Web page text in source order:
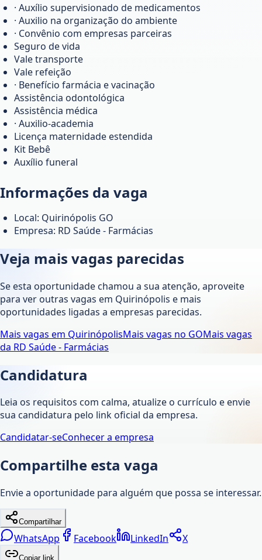
· Auxílio supervisionado de medicamentos
· Auxilio na organização do ambiente
· Convênio com empresas parceiras
Seguro de vida
Vale transporte
Vale refeição
· Benefício farmácia e vacinação
Assistência odontológica
Assistência médica
· Auxilio-academia
Licença maternidade estendida
Kit Bebê
Auxílio funeral
Informações da vaga
Local: Quirinópolis GO
Empresa: RD Saúde - Farmácias
Veja mais vagas parecidas
Se esta oportunidade chamou a sua atenção, aproveite
para ver outras vagas em Quirinópolis e mais
oportunidades ligadas a empresas parecidas.
Mais vagas em QuirinópolisMais vagas no GOMais vagas
da RD Saúde - Farmácias
Candidatura
Leia os requisitos com calma, atualize o currículo e envie
sua candidatura pelo link oficial da empresa.
Candidatar-seConhecer a empresa
Compartilhe esta vaga
Envie a oportunidade para alguém que possa se interessar.
Compartilhar
WhatsApp Facebook LinkedIn X
Copiar link